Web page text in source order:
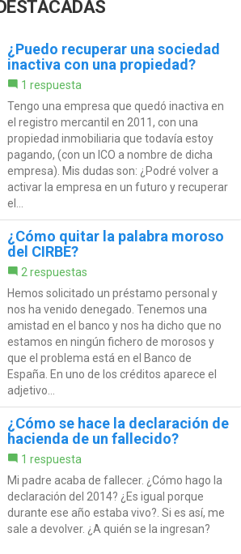
¿Puedo recuperar una sociedad
inactiva con una propiedad?
1 respuesta
Tengo una empresa que quedó inactiva en
el registro mercantil en 2011, con una
propiedad inmobiliaria que todavía estoy
pagando, (con un ICO a nombre de dicha
empresa). Mis dudas son: ¿Podré volver a
activar la empresa en un futuro y recuperar
el...
¿Cómo quitar la palabra moroso
del CIRBE?
2 respuestas
Hemos solicitado un préstamo personal y
nos ha venido denegado. Tenemos una
amistad en el banco y nos ha dicho que no
estamos en ningún fichero de morosos y
que el problema está en el Banco de
España. En uno de los créditos aparece el
adjetivo...
¿Cómo se hace la declaración de
hacienda de un fallecido?
1 respuesta
Mi padre acaba de fallecer. ¿Cómo hago la
declaración del 2014? ¿Es igual porque
durante ese año estaba vivo?. Si es así, me
sale a devolver. ¿A quién se la ingresan?